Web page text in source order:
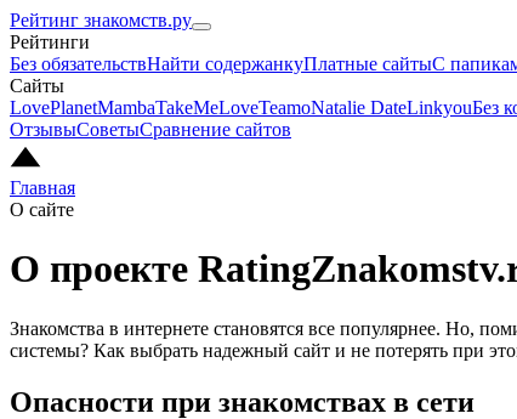
Рейтинг знакомств.ру
Рейтинги
Без обязательствНайти содержанкуПлатные сайтыС
Сайты
LovePlanetMambaTakeMeLoveTeamoNatalie DateLinkyouБез
ОтзывыСоветыСравнение сайтов
Главная
О сайте
О проекте
Знакомства в интернете становятся все популярнее. Но,
системы? Как выбрать надежный сайт и не потерять при
Опасности при знакомствах в сети